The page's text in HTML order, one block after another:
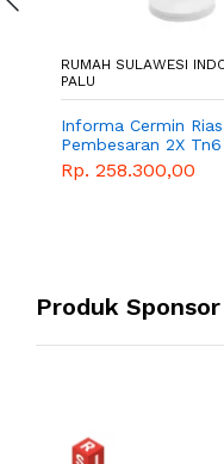
RUMAH SULAWESI
PALU
Informa Cermin
Pembesaran 2X
Rp. 258.300,00
Produk